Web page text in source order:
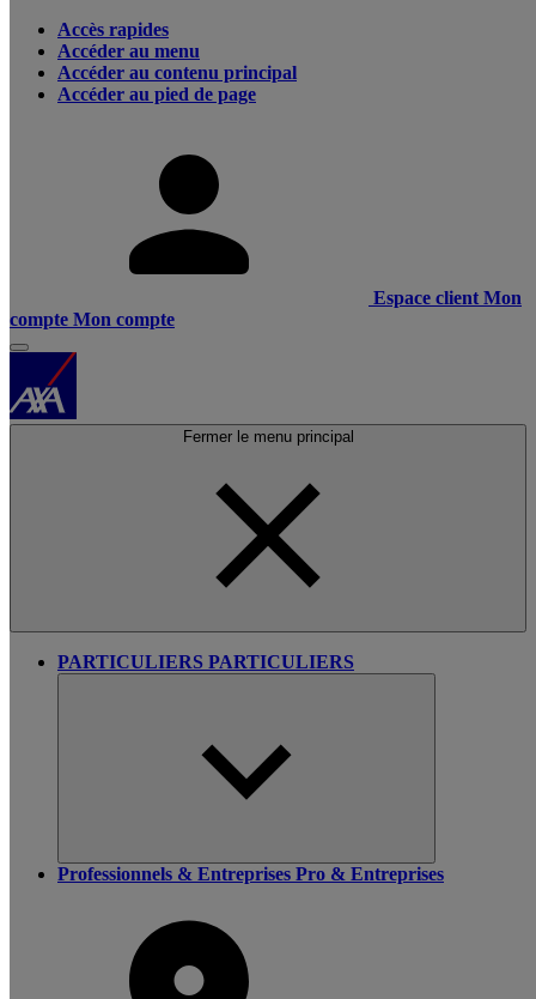
Accès rapides
Accéder au menu
Accéder au contenu principal
Accéder au pied de page
Espace client Mon
compte Mon compte
Fermer le menu principal
PARTICULIERS PARTICULIERS
Professionnels & Entreprises Pro & Entreprises